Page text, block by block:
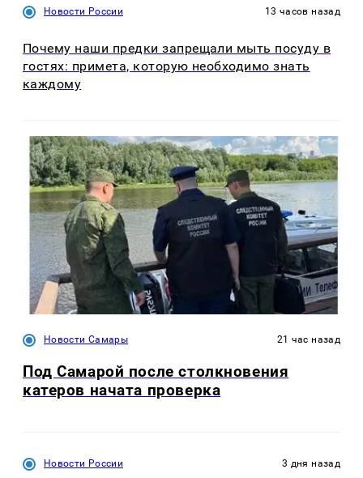
Новости России 13 часов назад
Почему наши предки запрещали мыть посуду в
гостях: примета, которую необходимо знать
каждому
Новости Самары 21 час назад
Под Самарой после столкновения
катеров начата проверка
Новости России 3 дня назад